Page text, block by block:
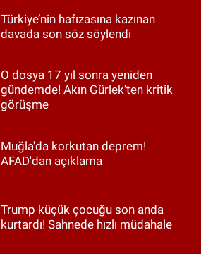
Türkiye’nin hafızasına kazınan
davada son söz söylendi
O dosya 17 yıl sonra yeniden
gündemde! Akın Gürlek'ten kritik
görüşme
Muğla'da korkutan deprem!
AFAD'dan açıklama
Trump küçük çocuğu son anda
kurtardı! Sahnede hızlı müdahale